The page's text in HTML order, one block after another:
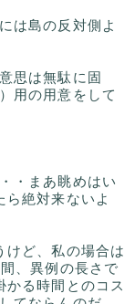
は島の反対側よ
思は無駄に固
用の用意をして
・まあ眺めはい
ら絶対来ないよ
けど、私の場合は
、異例の長さで
かる時間とのコス